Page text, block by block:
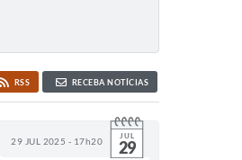
RSS RECEBA NOTÍCIAS
29 JUL 2025 - 17h20 JUL
29